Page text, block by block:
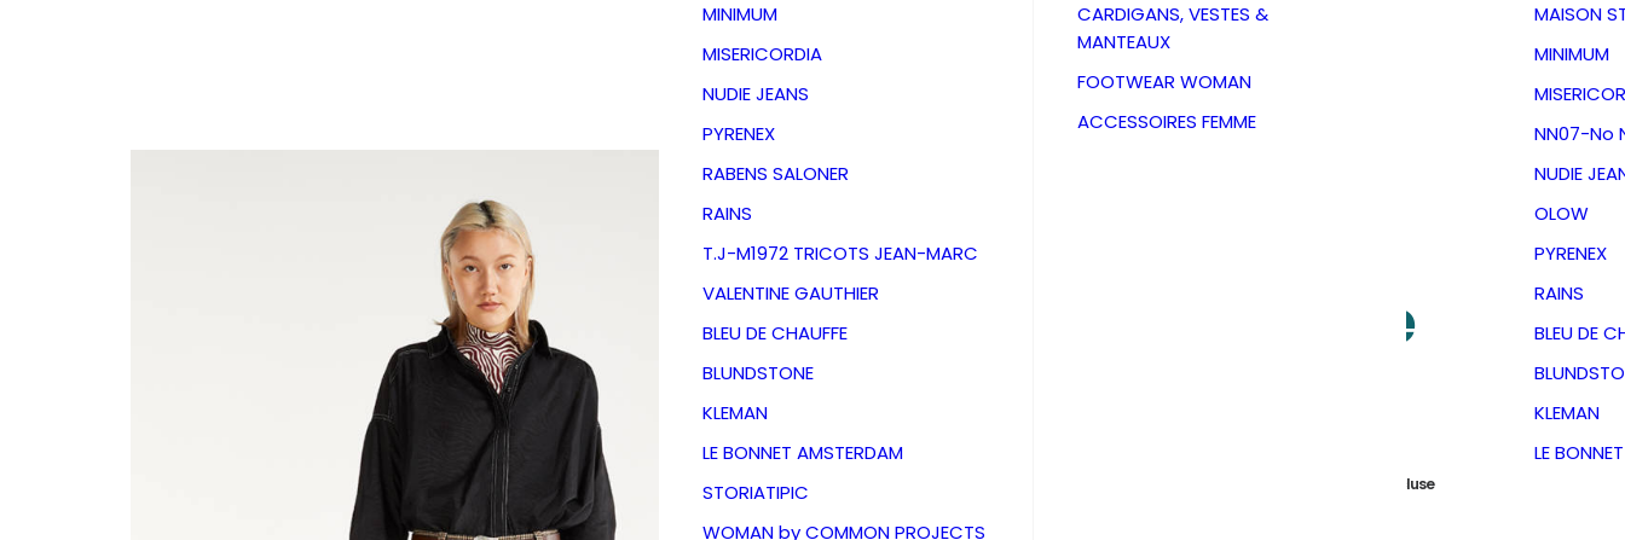
MINIMUM
MISERICORDIA
NUDIE JEANS
PYRENEX
RABENS SALONER
RAINS
T.J-M1972 TRICOTS JEAN-MARC
VALENTINE GAUTHIER
BLEU DE CHAUFFE
BLUNDSTONE
KLEMAN
LE BONNET AMSTERDAM
STORIATIPIC
WOMAN by COMMON PROJECTS
CARDIGANS, VESTES &
MANTEAUX
FOOTWEAR WOMAN
ACCESSOIRES FEMME
MAISON
MINIMUM
NN07-No
NUDIE
OLOW
PYRENEX
RAINS
BLEU DE
KLEMAN
LE
Pantalon Reed-
Highland Valentine
285,00
TVA incluse